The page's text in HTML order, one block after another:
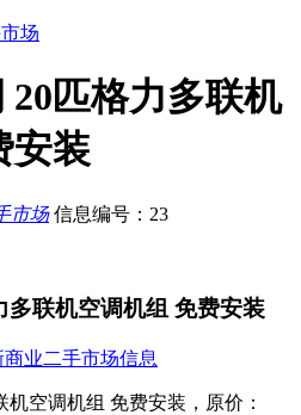
场
匹格力多联机
安装
市场 信息编号：23
多联机空调机组 免费安装
商业二手市场信息
空调机组 免费安装， 原价：